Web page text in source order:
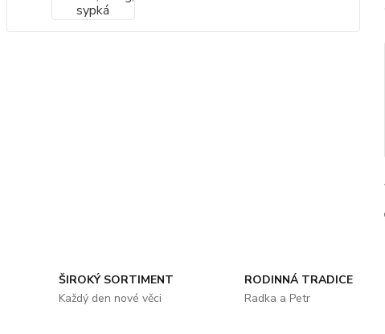
ŠIROKÝ SORTIMENT
Každý den nové věci
RODINNÁ TRADICE
Radka a Petr